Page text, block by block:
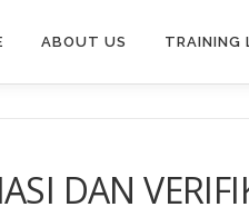
ABOUT US TRAINING
DAN